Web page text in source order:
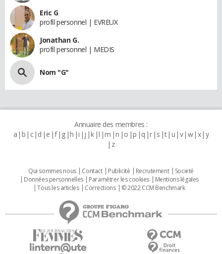
Eric G
profil personnel | EVREUX
Jonathan G.
profil personnel | MEDIS
Nom "G"
Annuaire des membres :
a b c d e f g h i j k l m n o p q r s t u v w x y
z
Qui sommes nous Contact Publicité Recrutement
Societé
Données personnelles
Paramétrer les cookies
Mentions légales
Tous les articles
Corrections © 2022 CCM Benchmark